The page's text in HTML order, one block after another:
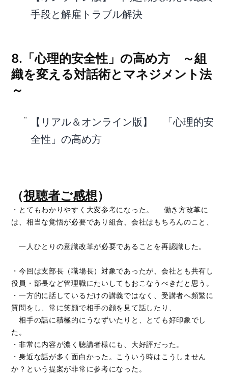
手段と解雇トラブル解決
8.「心理的安全性」の高め方 ～組
織を変える対話術とマネジメント法
～
【リアル＆オンライン版】 「心理的安
全性」の高め方
（視聴者ご感想）
・とてもわかりやすく大変参考になった。 働き方改革に
は、相当な覚悟が必要であり組合、会社はもちろんのこと、
一人ひとりの意識改革が必要であることを再認識した。
・今回は支部長（職場長）対象であったが、会社とも共有し
役員・部長など管理職にたいしてもおこなうべきだと思う。
・一方的に話しているだけの講義ではなく、受講者へ頻繁に
質問をし、常に笑顔で相手の顔を見て話したり、
相手の話に積極的にうなずいたりと、とても好印象でし
た。
・非常に内容が濃く聴講者様にも、大好評だった。
・身近な話が多く面白かった。こういう時はこうしません
か？という提案が非常に参考になった。